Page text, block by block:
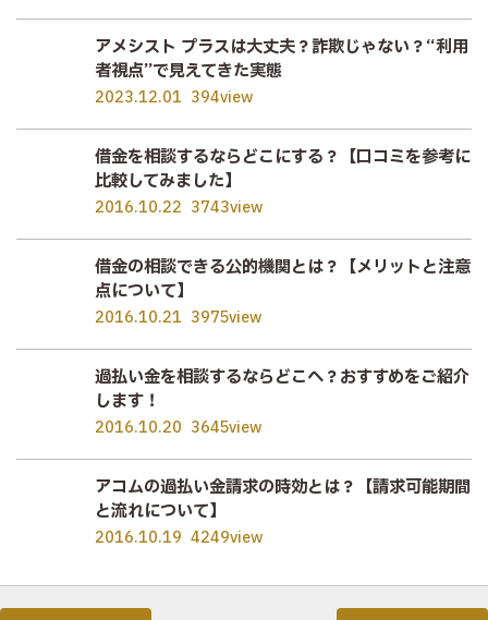
アメシスト プラスは大丈夫？詐欺じゃない？“利用
者視点”で見えてきた実態
2023.12.01 394view
借金を相談するならどこにする？【口コミを参考に
比較してみました】
2016.10.22 3743view
借金の相談できる公的機関とは？【メリットと注意
点について】
2016.10.21 3975view
過払い金を相談するならどこへ？おすすめをご紹介
します！
2016.10.20 3645view
アコムの過払い金請求の時効とは？【請求可能期間
と流れについて】
2016.10.19 4249view